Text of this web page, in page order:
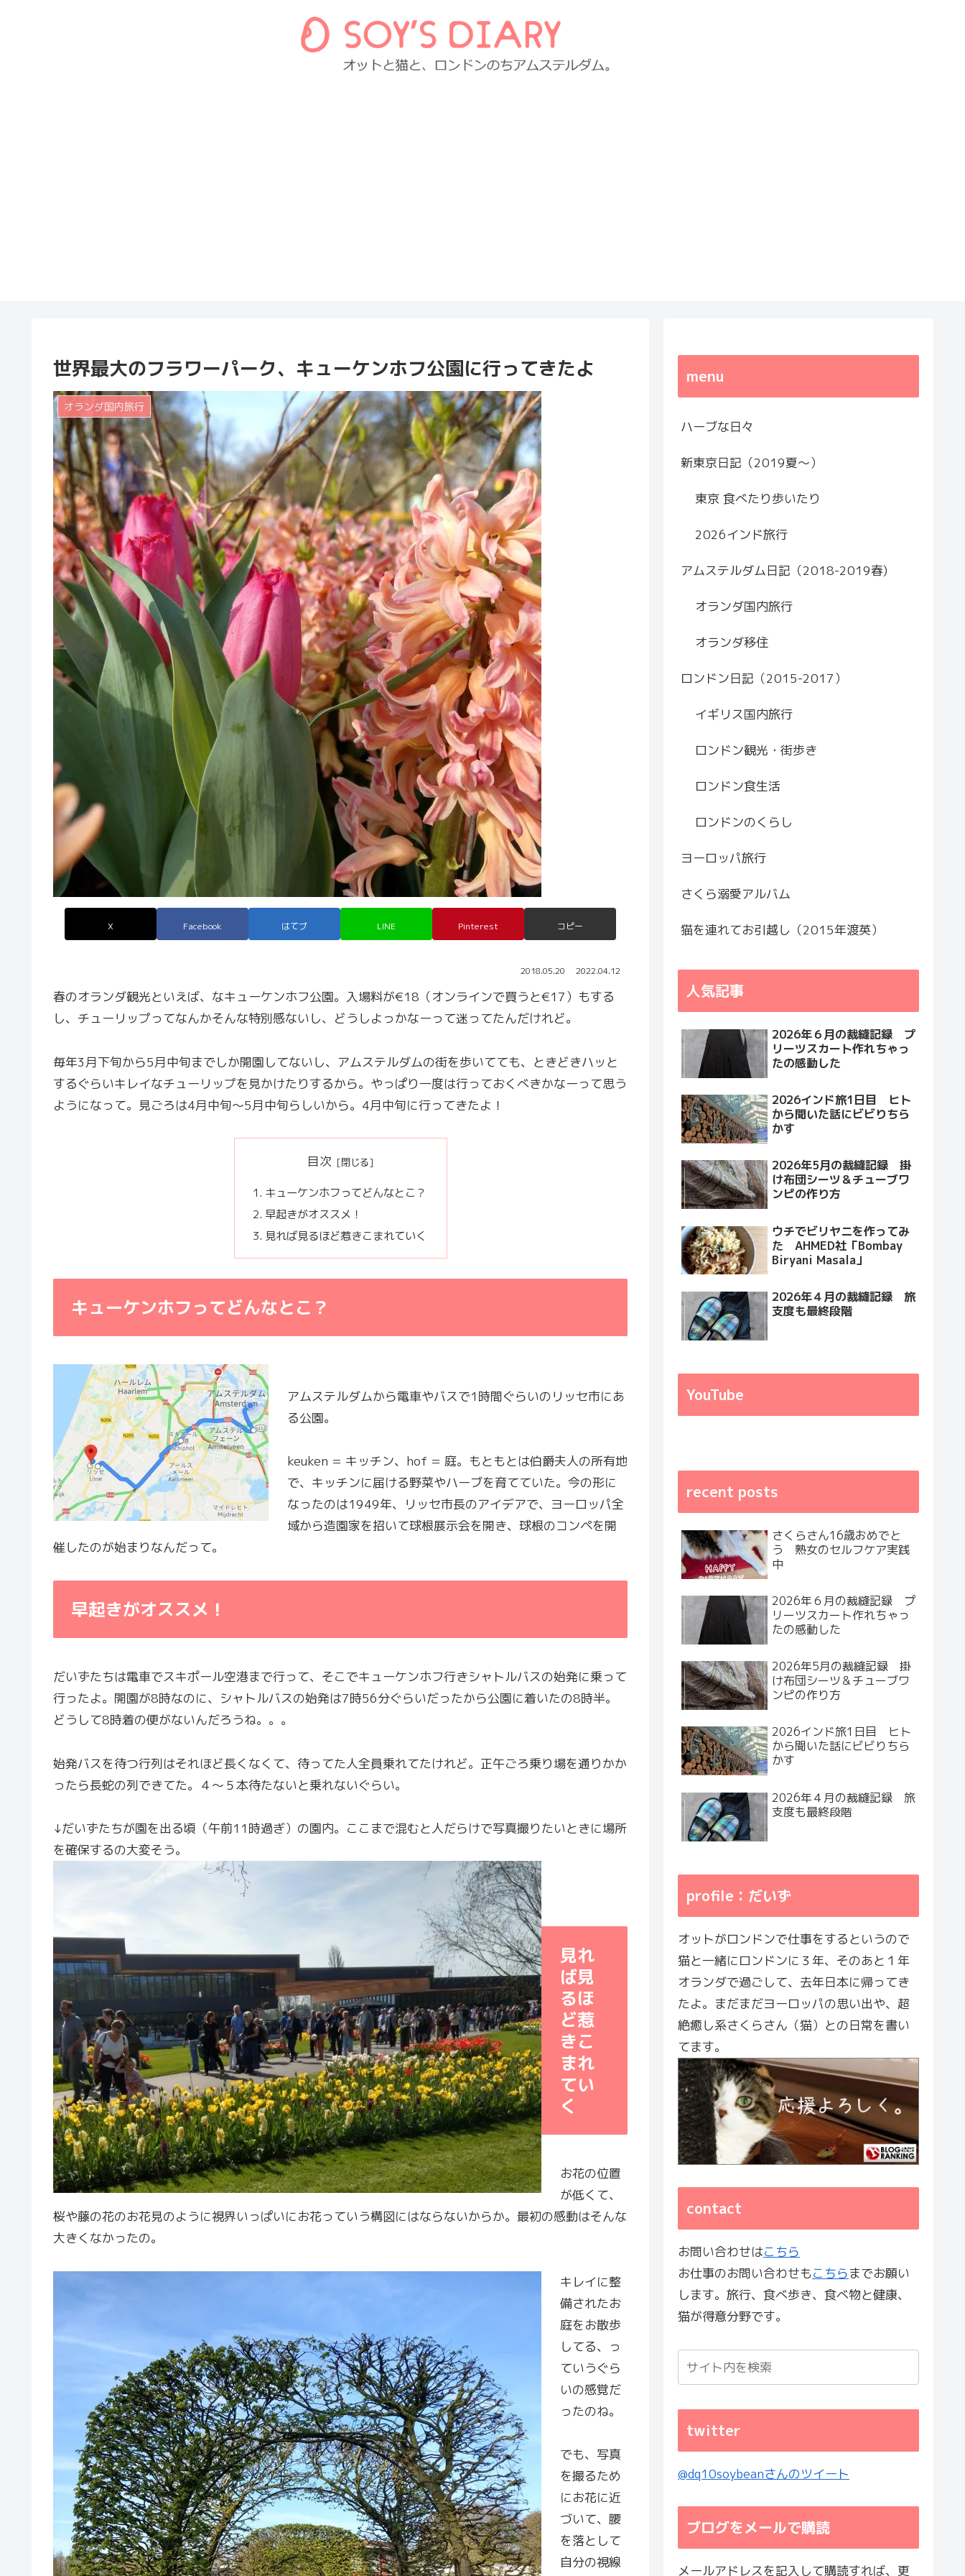
世界最大のフラワーパーク、キューケンホフ公園に行ってきたよ
オランダ国内旅行
X Facebook はてブ LINE Pinterest コピー
2018.05.20 2022.04.12
春のオランダ観光といえば、なキューケンホフ公園。入場料が€18（オンラインで買うと€17）もする
し、チューリップってなんかそんな特別感ないし、どうしよっかなーって迷ってたんだけれど。
毎年3月下旬から5月中旬までしか開園してないし、アムステルダムの街を歩いてても、ときどきハッと
するぐらいキレイなチューリップを見かけたりするから。やっぱり一度は行っておくべきかなーって思う
ようになって。見ごろは4月中旬～5月中旬らしいから。4月中旬に行ってきたよ！
目次
キューケンホフってどんなとこ？
早起きがオススメ！
見れば見るほど惹きこまれていく
キューケンホフってどんなとこ？
アムステルダムから電車やバスで1時間ぐらいのリッセ市にあ
る公園。
keuken = キッチン、hof = 庭。もともとは伯爵夫人の所有地
で、キッチンに届ける野菜やハーブを育てていた。今の形に
なったのは1949年、リッセ市長のアイデアで、ヨーロッパ全
域から造園家を招いて球根展示会を開き、球根のコンペを開
催したのが始まりなんだって。
早起きがオススメ！
だいずたちは電車でスキポール空港まで行って、そこでキューケンホフ行きシャトルバスの始発に乗って
行ったよ。開園が8時なのに、シャトルバスの始発は7時56分ぐらいだったから公園に着いたの8時半。
どうして8時着の便がないんだろうね。。。
始発バスを待つ行列はそれほど長くなくて、待ってた人全員乗れてたけれど。正午ごろ乗り場を通りかか
ったら長蛇の列できてた。４～５本待たないと乗れないぐらい。
↓だいずたちが園を出る頃（午前11時過ぎ）の園内。ここまで混むと人だらけで写真撮りたいときに場所
を確保するの大変そう。
見れ
ば見
るほ
ど惹
きこ
まれ
てい
く
お花の位置
が低くて、
桜や藤の花のお花見のように視界いっぱいにお花っていう構図にはならないからか。最初の感動はそんな
大きくなかったの。
キレイに整
備されたお
庭をお散歩
してる、っ
ていうぐら
いの感覚だ
ったのね。
でも、写真
を撮るため
にお花に近
づいて、腰
を落として
自分の視線
menu
ハーブな日々
新東京日記（2019夏～）
東京 食べたり歩いたり
2026インド旅行
アムステルダム日記（2018-2019春)
オランダ国内旅行
オランダ移住
ロンドン日記（2015-2017）
イギリス国内旅行
ロンドン観光・街歩き
ロンドン食生活
ロンドンのくらし
ヨーロッパ旅行
さくら溺愛アルバム
猫を連れてお引越し（2015年渡英）
人気記事
2026年６月の裁縫記録 プ
リーツスカート作れちゃっ
たの感動した
2026インド旅1日目 ヒト
から聞いた話にビビりちら
かす
2026年5月の裁縫記録 掛
け布団シーツ＆チューブワ
ンピの作り方
ウチでビリヤニを作ってみ
た AHMED社「Bombay
Biryani Masala」
2026年４月の裁縫記録 旅
支度も最終段階
YouTube
recent posts
さくらさん16歳おめでと
う 熟女のセルフケア実践
中
2026年６月の裁縫記録 プ
リーツスカート作れちゃっ
たの感動した
2026年5月の裁縫記録 掛
け布団シーツ＆チューブワ
ンピの作り方
2026インド旅1日目 ヒト
から聞いた話にビビりちら
かす
2026年４月の裁縫記録 旅
支度も最終段階
profile：だいず
オットがロンドンで仕事をするというので
猫と一緒にロンドンに３年、そのあと１年
オランダで過ごして、去年日本に帰ってき
たよ。まだまだヨーロッパの思い出や、超
絶癒し系さくらさん（猫）との日常を書い
てます。
contact
お問い合わせはこちら
お仕事のお問い合わせもこちらまでお願い
します。旅行、食べ歩き、食べ物と健康、
猫が得意分野です。
twitter
@dq10soybeanさんのツイート
ブログをメールで購読
メールアドレスを記入して購読すれば、更